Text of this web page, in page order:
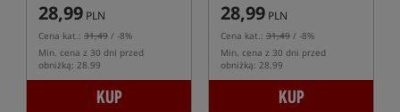
28,99 PLN
Cena kat.: 31,49 / -8%
Min. cena z 30 dni przed
obniżką: 28.99
KUP
28,99 PLN
Cena kat.: 31,49 / -8%
Min. cena z 30 dni przed
obniżką: 28.99
KUP